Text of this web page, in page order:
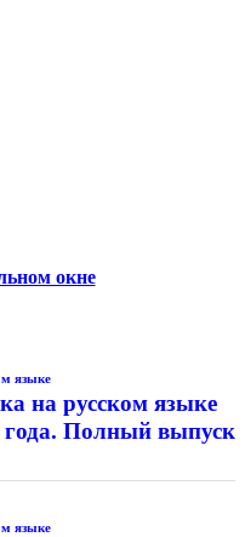
окне
языке
на русском языке
года. Полный выпуск
языке